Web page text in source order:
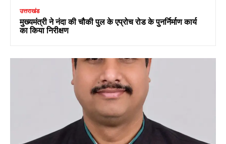
उत्तराखंड
मुख्यमंत्री ने नंदा की चौकी पुल के एप्रोच रोड के पुनर्निर्माण कार्य
का किया निरीक्षण